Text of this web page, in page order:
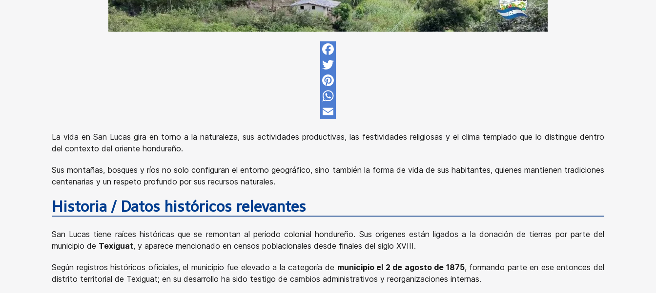
Facebook
Twitter
Pinterest
WhatsApp
La vida en San Lucas gira en torno a la naturaleza, sus actividades productivas, las festividades religiosas y el clima templado que lo distingue dentro
del contexto del oriente hondureño.
Sus montañas, bosques y ríos no solo configuran el entorno geográfico, sino también la forma de vida de sus habitantes, quienes mantienen tradiciones
centenarias y un respeto profundo por sus recursos naturales.
Historia / Datos históricos relevantes
San Lucas tiene raíces históricas que se remontan al período colonial hondureño. Sus orígenes están ligados a la donación de tierras por parte del
municipio de Texiguat, y aparece mencionado en censos poblacionales desde finales del siglo XVIII.
Según registros históricos oficiales, el municipio fue elevado a la categoría de municipio el 2 de agosto de 1875, formando parte en ese entonces del
distrito territorial de Texiguat; en su desarrollo ha sido testigo de cambios administrativos y reorganizaciones internas.